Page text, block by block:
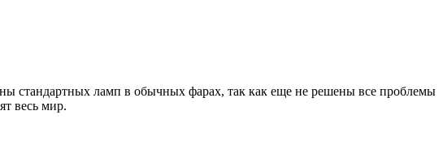
стандартных ламп в обычных фарах, так как еще не решены все проблемы
весь мир.